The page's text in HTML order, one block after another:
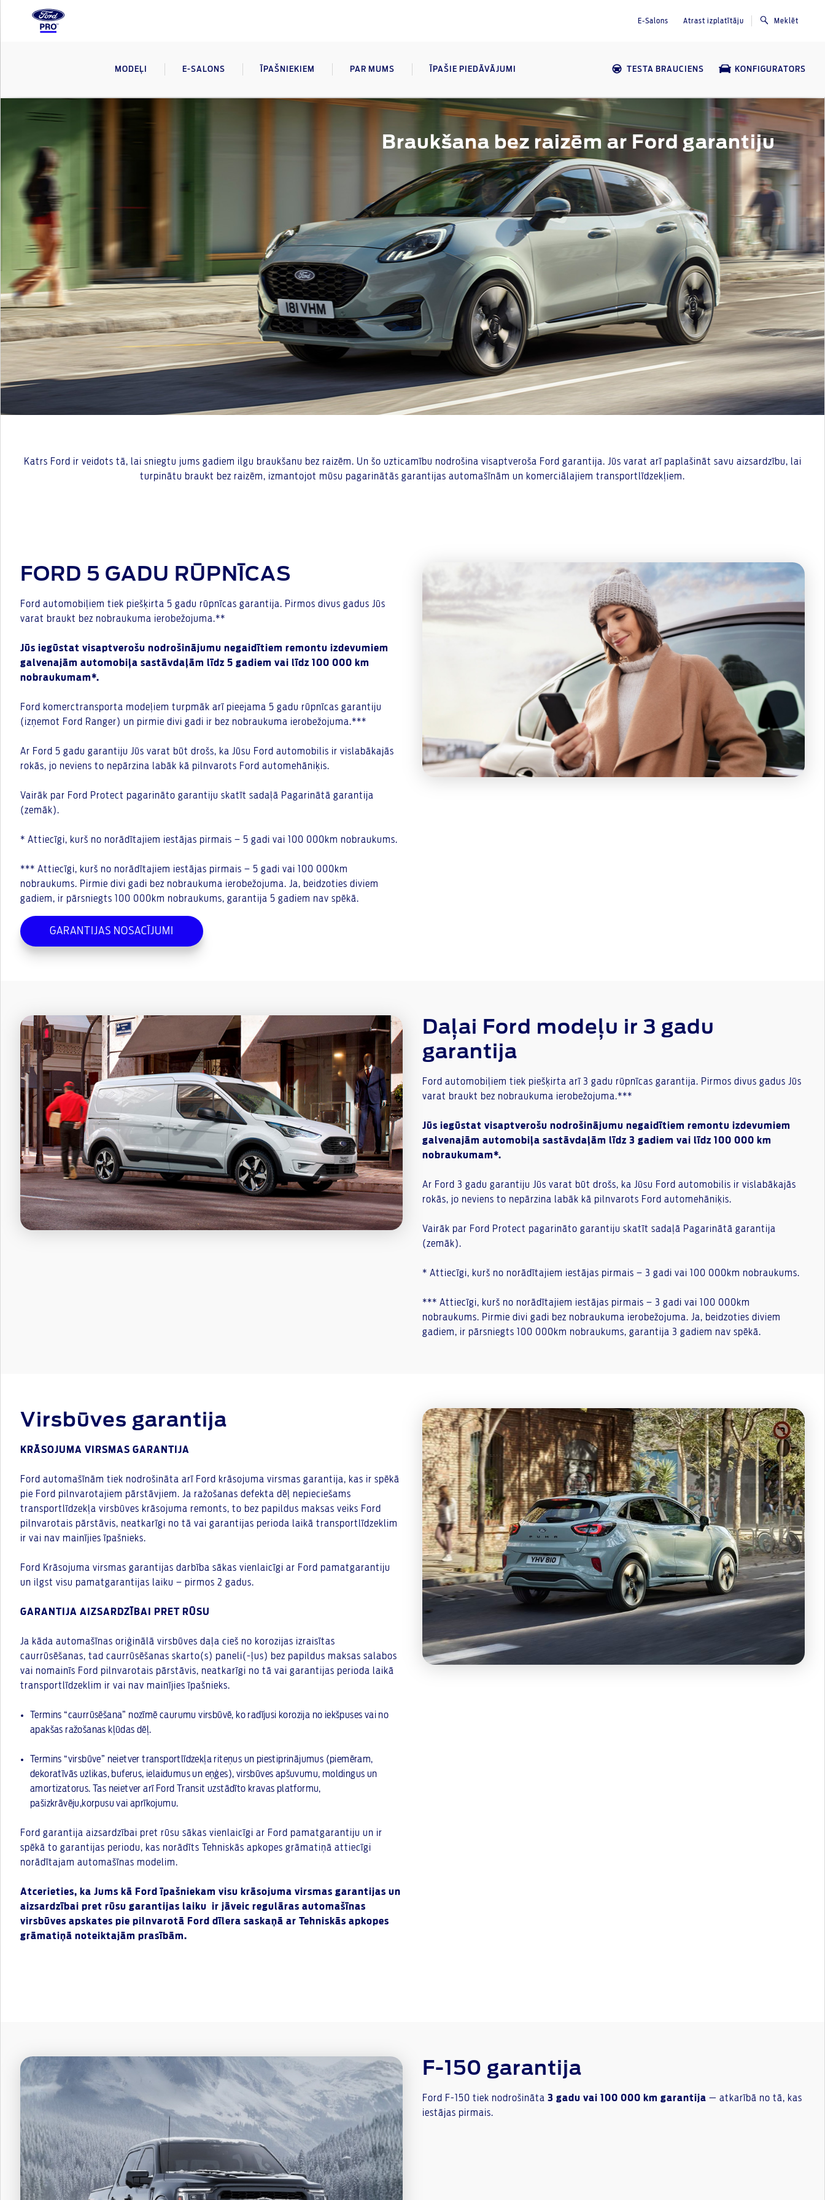
E-Salons Atrast izplatītāju Meklēt
MODEĻI E-SALONS ĪPAŠNIEKIEM PAR MUMS ĪPAŠIE PIEDĀVĀJUMI TESTA BRAUCIENS KONFIGURATORS
Braukšana bez raizēm ar Ford garantiju
Katrs Ford ir veidots tā, lai sniegtu jums gadiem ilgu braukšanu bez raizēm. Un šo uzticamību nodrošina visaptveroša Ford garantija. Jūs varat arī paplašināt savu aizsardzību, lai
turpinātu braukt bez raizēm, izmantojot mūsu pagarinātās garantijas automašīnām un komerciālajiem transportlīdzekļiem.
FORD 5 GADU RŪPNĪCAS
Ford automobiļiem tiek piešķirta 5 gadu rūpnīcas garantija. Pirmos divus gadus Jūs
varat braukt bez nobraukuma ierobežojuma.**
Jūs iegūstat visaptverošu nodrošinājumu negaidītiem remontu izdevumiem
galvenajām automobiļa sastāvdaļām līdz 5 gadiem vai līdz 100 000 km
nobraukumam*.
Ford komerctransporta modeļiem turpmāk arī pieejama 5 gadu rūpnīcas garantiju
(izņemot Ford Ranger) un pirmie divi gadi ir bez nobraukuma ierobežojuma.***
Ar Ford 5 gadu garantiju Jūs varat būt drošs, ka Jūsu Ford automobilis ir vislabākajās
rokās, jo neviens to nepārzina labāk kā pilnvarots Ford automehāniķis.
Vairāk par Ford Protect pagarināto garantiju skatīt sadaļā Pagarinātā garantija
(zemāk).
* Attiecīgi, kurš no norādītajiem iestājas pirmais – 5 gadi vai 100 000km nobraukums.
*** Attiecīgi, kurš no norādītajiem iestājas pirmais – 5 gadi vai 100 000km
nobraukums. Pirmie divi gadi bez nobraukuma ierobežojuma. Ja, beidzoties diviem
gadiem, ir pārsniegts 100 000km nobraukums, garantija 5 gadiem nav spēkā.
GARANTIJAS NOSACĪJUMI
Daļai Ford modeļu ir 3 gadu
garantija
Ford automobiļiem tiek piešķirta arī 3 gadu rūpnīcas garantija. Pirmos divus gadus Jūs
varat braukt bez nobraukuma ierobežojuma.***
Jūs iegūstat visaptverošu nodrošinājumu negaidītiem remontu izdevumiem
galvenajām automobiļa sastāvdaļām līdz 3 gadiem vai līdz 100 000 km
nobraukumam*.
Ar Ford 3 gadu garantiju Jūs varat būt drošs, ka Jūsu Ford automobilis ir vislabākajās
rokās, jo neviens to nepārzina labāk kā pilnvarots Ford automehāniķis.
Vairāk par Ford Protect pagarināto garantiju skatīt sadaļā Pagarinātā garantija
(zemāk).
* Attiecīgi, kurš no norādītajiem iestājas pirmais – 3 gadi vai 100 000km nobraukums.
*** Attiecīgi, kurš no norādītajiem iestājas pirmais – 3 gadi vai 100 000km
nobraukums. Pirmie divi gadi bez nobraukuma ierobežojuma. Ja, beidzoties diviem
gadiem, ir pārsniegts 100 000km nobraukums, garantija 3 gadiem nav spēkā.
Virsbūves garantija
KRĀSOJUMA VIRSMAS GARANTIJA
Ford automašīnām tiek nodrošināta arī Ford krāsojuma virsmas garantija, kas ir spēkā
pie Ford pilnvarotajiem pārstāvjiem. Ja ražošanas defekta dēļ nepieciešams
transportlīdzekļa virsbūves krāsojuma remonts, to bez papildus maksas veiks Ford
pilnvarotais pārstāvis, neatkarīgi no tā vai garantijas perioda laikā transportlīdzeklim
ir vai nav mainījies īpašnieks.
Ford Krāsojuma virsmas garantijas darbība sākas vienlaicīgi ar Ford pamatgarantiju
un ilgst visu pamatgarantijas laiku – pirmos 2 gadus.
GARANTIJA AIZSARDZĪBAI PRET RŪSU
Ja kāda automašīnas oriģinālā virsbūves daļa cieš no korozijas izraisītas
caurrūsēšanas, tad caurrūsēšanas skarto(s) paneli(-ļus) bez papildus maksas salabos
vai nomainīs Ford pilnvarotais pārstāvis, neatkarīgi no tā vai garantijas perioda laikā
transportlīdzeklim ir vai nav mainījies īpašnieks.
Termins “caurrūsēšana” nozīmē caurumu virsbūvē, ko radījusi korozija no iekšpuses vai no
apakšas ražošanas kļūdas dēļ.
Termins “virsbūve” neietver transportlīdzekļa riteņus un piestiprinājumus (piemēram,
dekoratīvās uzlikas, buferus, ielaidumus un eņģes), virsbūves apšuvumu, moldingus un
amortizatorus. Tas neietver arī Ford Transit uzstādīto kravas platformu,
pašizkrāvēju,korpusu vai aprīkojumu.
Ford garantija aizsardzībai pret rūsu sākas vienlaicīgi ar Ford pamatgarantiju un ir
spēkā to garantijas periodu, kas norādīts Tehniskās apkopes grāmatiņā attiecīgi
norādītajam automašīnas modelim.
Atcerieties, ka Jums kā Ford īpašniekam visu krāsojuma virsmas garantijas un
aizsardzībai pret rūsu garantijas laiku ir jāveic regulāras automašīnas
virsbūves apskates pie pilnvarotā Ford dīlera saskaņā ar Tehniskās apkopes
grāmatiņā noteiktajām prasībām.
F-150 garantija
Ford F-150 tiek nodrošināta 3 gadu vai 100 000 km garantija — atkarībā no tā, kas
iestājas pirmais.